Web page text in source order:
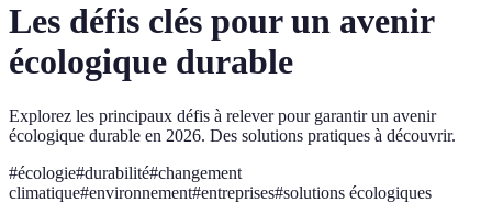
Les défis clés pour un avenir
écologique durable
Explorez les principaux défis à relever pour garantir un avenir
écologique durable en 2026. Des solutions pratiques à découvrir.
#écologie#durabilité#changement
climatique#environnement#entreprises#solutions écologiques